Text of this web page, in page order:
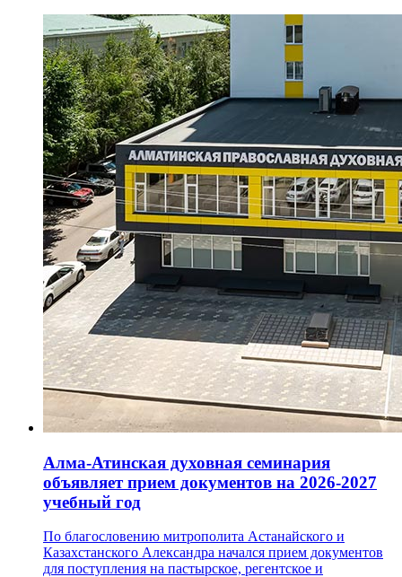
Алма-Атинская духовная семинария
объявляет прием документов на 2026-2027
учебный год
По благословению митрополита Астанайского и
Казахстанского Александра начался прием документов
для поступления на пастырское, регентское и